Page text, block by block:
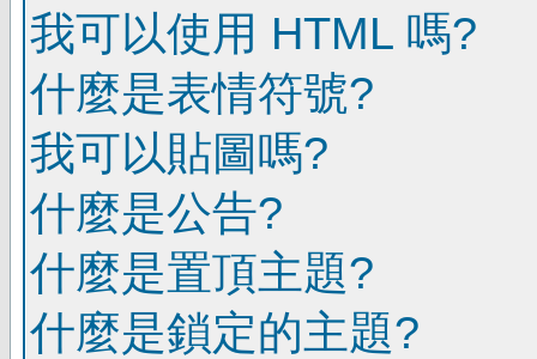
我可以使用 HTML 嗎?
什麼是表情符號?
我可以貼圖嗎?
什麼是公告?
什麼是置頂主題?
什麼是鎖定的主題?